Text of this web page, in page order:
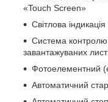
«Touch Screen»
Світлова
Система контролю
завантажуваних
Фотоелементний
Автоматичний